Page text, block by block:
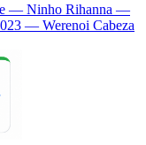
— Ninho Rihanna —
— Werenoi Cabeza